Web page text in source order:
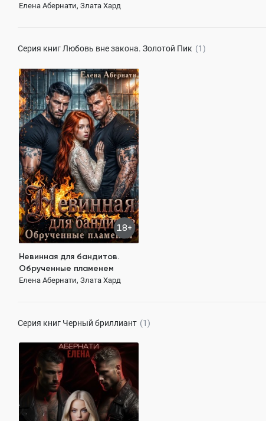
Елена Абернати, Злата Хард
139 ₽
Серия книг Любовь вне закона. Золотой Пик (1)
18+
Невинная для бандитов.
Обрученные пламенем
Елена Абернати, Злата Хард
Невинная для бандитов.
Обрученные пламенем
Елена Абернати, Злата Хард
ПОЛНОСТЬЮ
217.2K
властный герой Любовь
от ненависти до любви
199 ₽
Серия книг Черный бриллиант (1)
Сладкая заложница
бандитов. Охваченные
пламенем
Елена Абернати, Злата Хард
ПОЛНОСТЬЮ
58.0K